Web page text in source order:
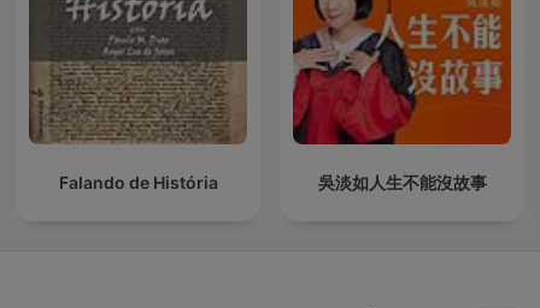
吳淡如人生不能沒故事
Falando de História